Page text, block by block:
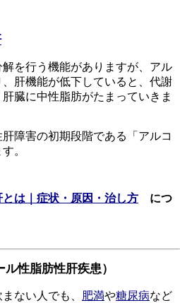
を行う機能がありますが、アル
肝機能が低下していると、代謝
臓に中性脂肪がたまっていきま
障害の初期段階である「アルコ
。
は｜症状・原因・治し方 につ
ル性脂肪性肝疾患）
ない人でも、 肥満や糖尿病など